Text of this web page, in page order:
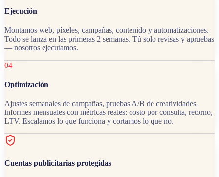
Ejecución
Montamos web, píxeles, campañas, contenido y automatizaciones.
Todo se lanza en las primeras 2 semanas. Tú solo revisas y apruebas
— nosotros ejecutamos.
04
Optimización
Ajustes semanales de campañas, pruebas A/B de creatividades,
informes mensuales con métricas reales: costo por consulta, retorno,
LTV. Escalamos lo que funciona y cortamos lo que no.
Cuentas publicitarias protegidas